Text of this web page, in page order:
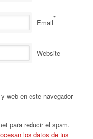
Email*
Website
web en este navegador
para reducir el spam.
los datos de tus